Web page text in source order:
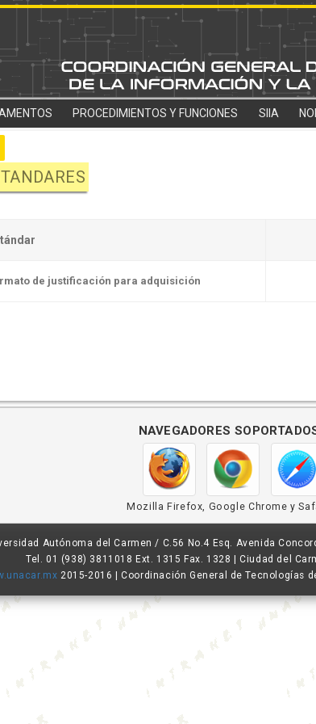
PROCEDIMIENTOS Y FUNCIONES SIIA
de justificación para adquisición
navegadores
Mozilla Firefox, Google Chrome y
Autónoma del Carmen / C.56 No.4 Esq. Avenida
Tel. 01 (938) 3811018 Ext. 1315 Fax. 1328 | Ciudad del
2015-2016 | Coordinación General de Tecnologías